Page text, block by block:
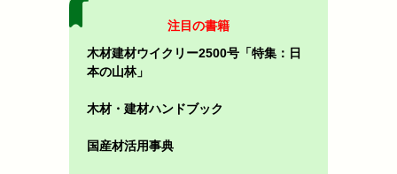
注目の書籍
木材建材ウイクリー2500号「特集：日
本の山林」
木材・建材ハンドブック
国産材活用事典